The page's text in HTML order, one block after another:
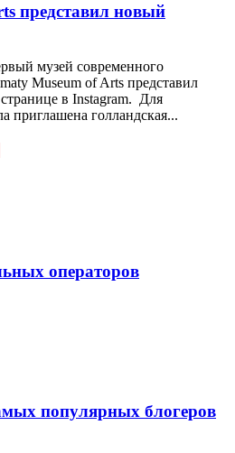
представил новый
музей современного
Museum of Arts представил
в Instagram. Для
приглашена голландская...
операторов
популярных блогеров